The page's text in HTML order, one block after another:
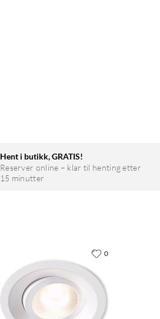
Hent i butikk, GRATIS!
Reserver online – klar til henting etter
15 minutter
0